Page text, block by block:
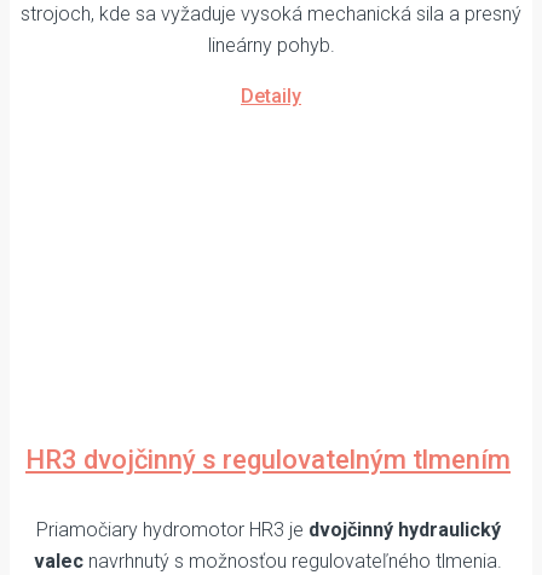
strojoch, kde sa vyžaduje vysoká mechanická sila a presný
lineárny pohyb.
Detaily
HR3 dvojčinný s regulovatelným tlmením
Priamočiary hydromotor HR3 je dvojčinný hydraulický
valec navrhnutý s možnosťou regulovateľného tlmenia.